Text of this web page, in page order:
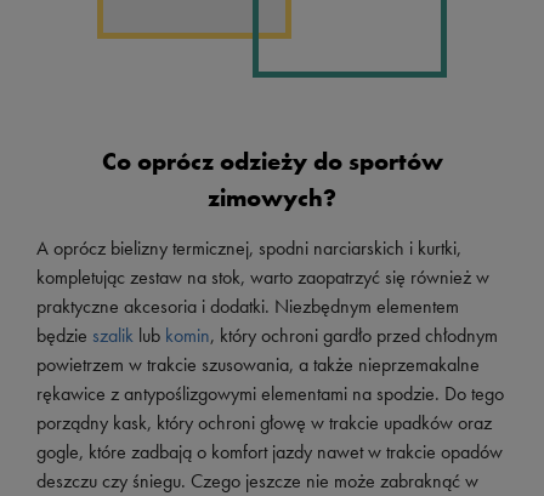
Co oprócz odzieży do sportów
zimowych?
A oprócz bielizny termicznej, spodni narciarskich i kurtki,
kompletując zestaw na stok, warto zaopatrzyć się również w
praktyczne akcesoria i dodatki. Niezbędnym elementem
będzie szalik lub komin, który ochroni gardło przed chłodnym
powietrzem w trakcie szusowania, a także nieprzemakalne
rękawice z antypoślizgowymi elementami na spodzie. Do tego
porządny kask, który ochroni głowę w trakcie upadków oraz
gogle, które zadbają o komfort jazdy nawet w trakcie opadów
deszczu czy śniegu. Czego jeszcze nie może zabraknąć w